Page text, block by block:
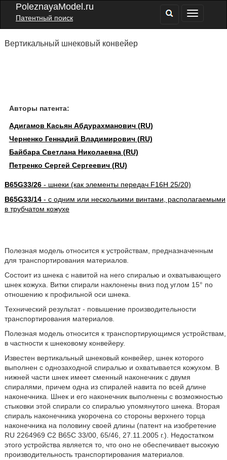
PoleznayaModel.ru
Патентный поиск
Вертикальный шнековый конвейер
Авторы патента:
Адигамов Касьян Абдурахманович (RU)
Черненко Геннадий Владимирович (RU)
Байбара Светлана Николаевна (RU)
Петренко Сергей Сергеевич (RU)
B65G33/26- шнеки (как элементы передач F16H 25/20)
B65G33/14- с одним или несколькими винтами, располагаемыми
в трубчатом кожухе
Полезная модель относится к устройствам, предназначенным
для транспортирования материалов.
Состоит из шнека с навитой на него спиралью и охватывающего
шнек кожуха. Витки спирали наклонены вниз под углом 15° по
отношению к профильной оси шнека.
Технический результат - повышение производительности
транспортирования материалов.
Полезная модель относится к транспортирующимся устройствам,
в частности к шнековому конвейеру.
Известен вертикальный шнековый конвейер, шнек которого
выполнен с однозаходной спиралью и охватывается кожухом. В
нижней части шнек имеет сменный наконечник с двумя
спиралями, причем одна из спиралей навита по всей длине
наконечника. Шнек и его наконечник выполнены с возможностью
стыковки этой спирали со спиралью упомянутого шнека. Вторая
спираль наконечника укорочена со стороны верхнего торца
наконечника на половину своей длины (патент на изобретение
RU 2264969 C2 B65C 33/00, 65/46, 27.11.2005 г.). Недостатком
этого устройства является то, что оно не обеспечивает высокую
производительность транспортирования материалов.